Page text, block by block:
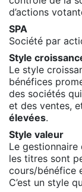
d’actions
SPA
Société par
Style
Le style
bénéfices
des sociétés
et des ventes,
élevées.
Style valeur
Le
les titres sont
cours/bénéfice
C’est un style